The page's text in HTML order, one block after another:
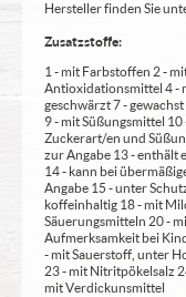
Hersteller finden Sie
Zusatzstoffe:
1 - mit Farbstoffen 2 -
Antioxidationsmittel 4 -
geschwärzt 7 -
9 - mit Süßungsmittel
Zuckerart/en und
zur Angabe 13 - enthält
14 - kann bei
Angabe 15 - unter
koffeinhaltig 18 - mit
Säuerungsmitteln 20 -
Aufmerksamkeit bei
- mit Sauerstoff, unter
23 - mit Nitritpökelsalz
mit Verdickunsmittel